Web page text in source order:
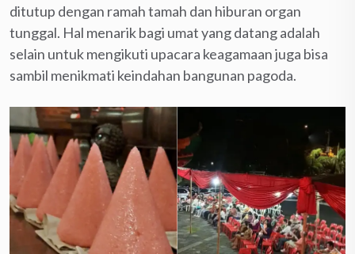
ditutup dengan ramah tamah dan hiburan organ
tunggal. Hal menarik bagi umat yang datang adalah
selain untuk mengikuti upacara keagamaan juga bisa
sambil menikmati keindahan bangunan pagoda.